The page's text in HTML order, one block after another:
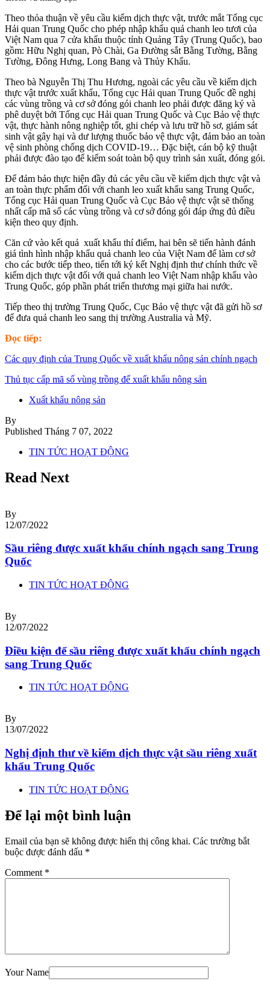
Theo thỏa thuận về yêu cầu kiểm dịch thực vật, trước mắt Tổng cục
Hải quan Trung Quốc cho phép nhập khẩu quả chanh leo tươi của
Việt Nam qua 7 cửa khẩu thuộc tỉnh Quảng Tây (Trung Quốc), bao
gồm: Hữu Nghị quan, Pò Chài, Ga Đường sắt Bằng Tường, Bằng
Tường, Đông Hưng, Long Bang và Thủy Khẩu.
Theo bà Nguyễn Thị Thu Hương, ngoài các yêu cầu về kiểm dịch
thực vật trước xuất khẩu, Tổng cục Hải quan Trung Quốc đề nghị
các vùng trồng và cơ sở đóng gói chanh leo phải được đăng ký và
phê duyệt bởi Tổng cục Hải quan Trung Quốc và Cục Bảo vệ thực
vật, thực hành nông nghiệp tốt, ghi chép và lưu trữ hồ sơ, giám sát
sinh vật gây hại và dư lượng thuốc bảo vệ thực vật, đảm bảo an toàn
vệ sinh phòng chống dịch COVID-19… Đặc biệt, cán bộ kỹ thuật
phải được đào tạo để kiểm soát toàn bộ quy trình sản xuất, đóng gói.
Để đảm bảo thực hiện đầy đủ các yêu cầu về kiểm dịch thực vật và
an toàn thực phẩm đối với chanh leo xuất khẩu sang Trung Quốc,
Tổng cục Hải quan Trung Quốc và Cục Bảo vệ thực vật sẽ thống
nhất cấp mã số các vùng trồng và cơ sở đóng gói đáp ứng đủ điều
kiện theo quy định.
Căn cứ vào kết quả xuất khẩu thí điểm, hai bên sẽ tiến hành đánh
giá tình hình nhập khẩu quả chanh leo của Việt Nam để làm cơ sở
cho các bước tiếp theo, tiến tới ký kết Nghị định thư chính thức về
kiểm dịch thực vật đối với quả chanh leo Việt Nam nhập khẩu vào
Trung Quốc, góp phần phát triển thương mại giữa hai nước.
Tiếp theo thị trường Trung Quốc, Cục Bảo vệ thực vật đã gửi hồ sơ
để đưa quả chanh leo sang thị trường Australia và Mỹ.
Đọc tiếp:
Các quy định của Trung Quốc về xuất khẩu nông sản chính ngạch
Thủ tục cấp mã số vùng trồng để xuất khẩu nông sản
Xuất khẩu nông sản
By
Published Tháng 7 07, 2022
TIN TỨC HOẠT ĐỘNG
Read Next
By
12/07/2022
Sầu riêng được xuất khẩu chính ngạch sang Trung
Quốc
TIN TỨC HOẠT ĐỘNG
By
12/07/2022
Điều kiện để sầu riêng được xuất khẩu chính ngạch
sang Trung Quốc
TIN TỨC HOẠT ĐỘNG
By
13/07/2022
Nghị định thư về kiểm dịch thực vật sầu riêng xuất
khẩu Trung Quốc
TIN TỨC HOẠT ĐỘNG
Để lại một bình luận
Email của bạn sẽ không được hiển thị công khai. Các trường bắt
buộc được đánh dấu *
Comment *
Your Name